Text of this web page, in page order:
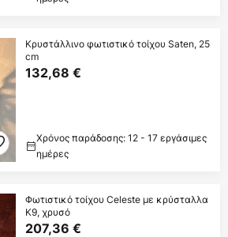
Κρυστάλλινο φωτιστικό τοίχου Saten, 25
cm
132,68 €
Χρόνος παράδοσης: 12 - 17 εργάσιμες
ημέρες
Φωτιστικό τοίχου Celeste με κρύσταλλα
Κ9, χρυσό
207,36 €